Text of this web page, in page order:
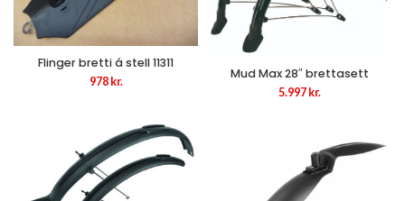
Flinger bretti á stell 11311
978 kr.
Mud Max 28″ brettasett
5.997 kr.